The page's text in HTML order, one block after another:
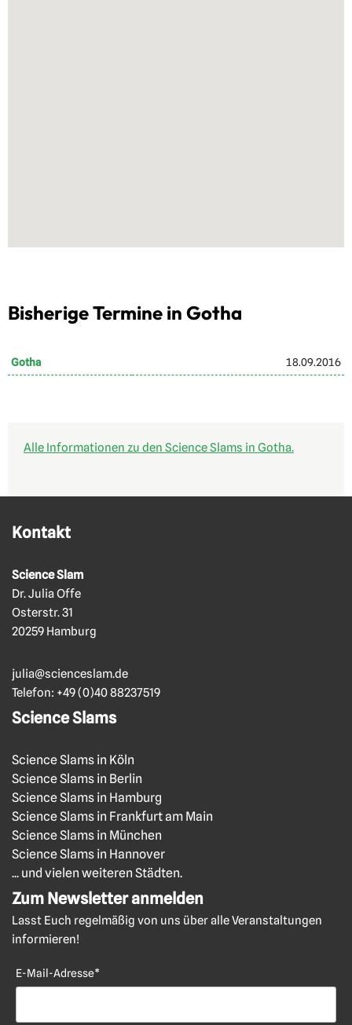
Alle Informationen zu den Science Slams in Gotha.
Bisherige Termine in Gotha
Gotha 18.09.2016
Kontakt
Science Slam
Dr. Julia Offe
Osterstr. 31
20259 Hamburg
julia@scienceslam.de
Telefon: +49 (0)40 88237519
Science Slams
Science Slams in Köln
Science Slams in Berlin
Science Slams in Hamburg
Science Slams in Frankfurt am Main
Science Slams in München
Science Slams in Hannover
... und vielen weiteren Städten.
Zum Newsletter anmelden
Lasst Euch regelmäßig von uns über alle Veranstaltungen
informieren!
E-Mail-Adresse*